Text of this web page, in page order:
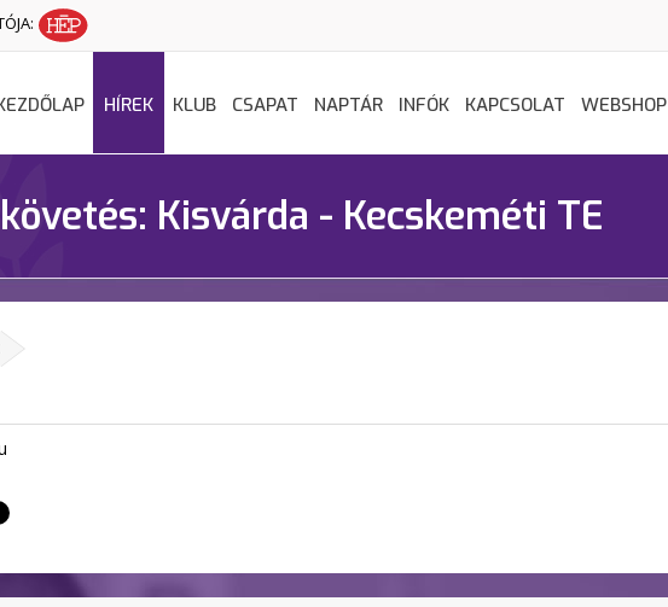
HÍREK KLUB CSAPAT NAPTÁR INFÓK KAPCSOLAT WEBSHOP
Kisvárda - Kecskeméti TE